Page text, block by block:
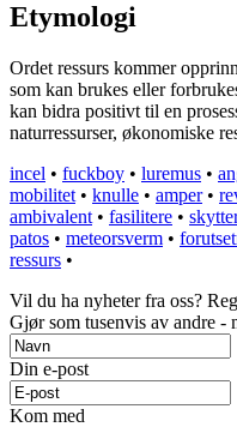
Etymologi
Ordet ressurs kommer
som kan brukes eller
kan bidra positivt til en
naturressurser, økonomiske
incel • fuckboy • luremus •
mobilitet • knulle • amper•
ambivalent • fasilitere •
patos • meteorsverm •
ressurs •
Vil du ha nyheter fra oss?
Gjør som tusenvis av andre -
Din e-post
Kom med